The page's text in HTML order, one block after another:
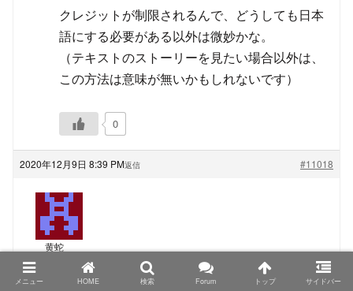
クレジットが制限されるんで、どうしても日本
語にする必要がある以外は微妙かな。
（テキストのストーリーを見たい場合以外は、
この方法は意味が無いかもしれないです）
0
2020年12月9日 8:39 PM #11018
返信
黄蛇
TRIMUI Model S、PowKiddyさん名義の物もシタンさ
メニュー HOME 検索 Forum トップ サイドバー